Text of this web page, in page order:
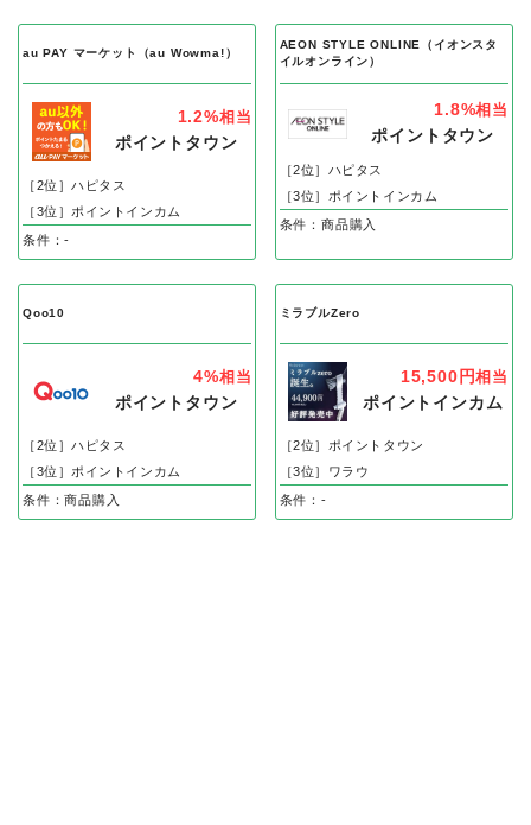
au PAY マーケット（au Wowma!）
1.2%相当
ポイントタウン
［2位］ハピタス
［3位］ポイントインカム
条件：-
AEON STYLE ONLINE（イオンスタ
イルオンライン）
1.8%相当
ポイントタウン
［2位］ハピタス
［3位］ポイントインカム
条件：商品購入
Qoo10
4%相当
ポイントタウン
［2位］ハピタス
［3位］ポイントインカム
条件：商品購入
ミラブルZero
15,500円相当
ポイントインカム
［2位］ポイントタウン
［3位］ワラウ
条件：-